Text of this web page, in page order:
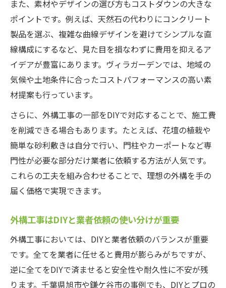
また、素材やデザインの選び方もコストダウンの大きな
ポイントです。例えば、天然石の代わりにコンクリート
製品を選ぶ、複雑な曲線デザインを避けてシンプルな直
線構成にするなど、見た目を損なわずに費用を抑えるア
イデアが豊富にあります。ヴィラガーデンでは、地域の
気候や土地条件に合ったコストパフォーマンスの高い素
材提案も行っています。
さらに、外構工事の一部をDIYで対応することで、施工費
を削減できる場合もあります。たとえば、花壇の植栽や
簡単な砂利敷きは自分で行い、門柱やカーポートなど専
門性が必要な部分だけ業者に依頼する方法が人気です。
これらの工夫を組み合わせることで、理想の外構を手の
届く価格で実現できます。
外構工事はDIYと業者依頼の使い分けが重要
外構工事においては、DIYと業者依頼のバランスが重要
です。全てを業者に任せると費用が膨らみがちですが、
逆に全てをDIYで済ませると安全性や耐久性に不安が残
ります。千葉県旭市や鎌ケ谷市の事例でも、DIYとプロの